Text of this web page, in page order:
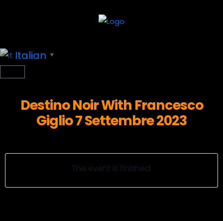
Italian ▼
Destino Noir With Francesco
Giglio 7 Settembre 2023
The event is finished.